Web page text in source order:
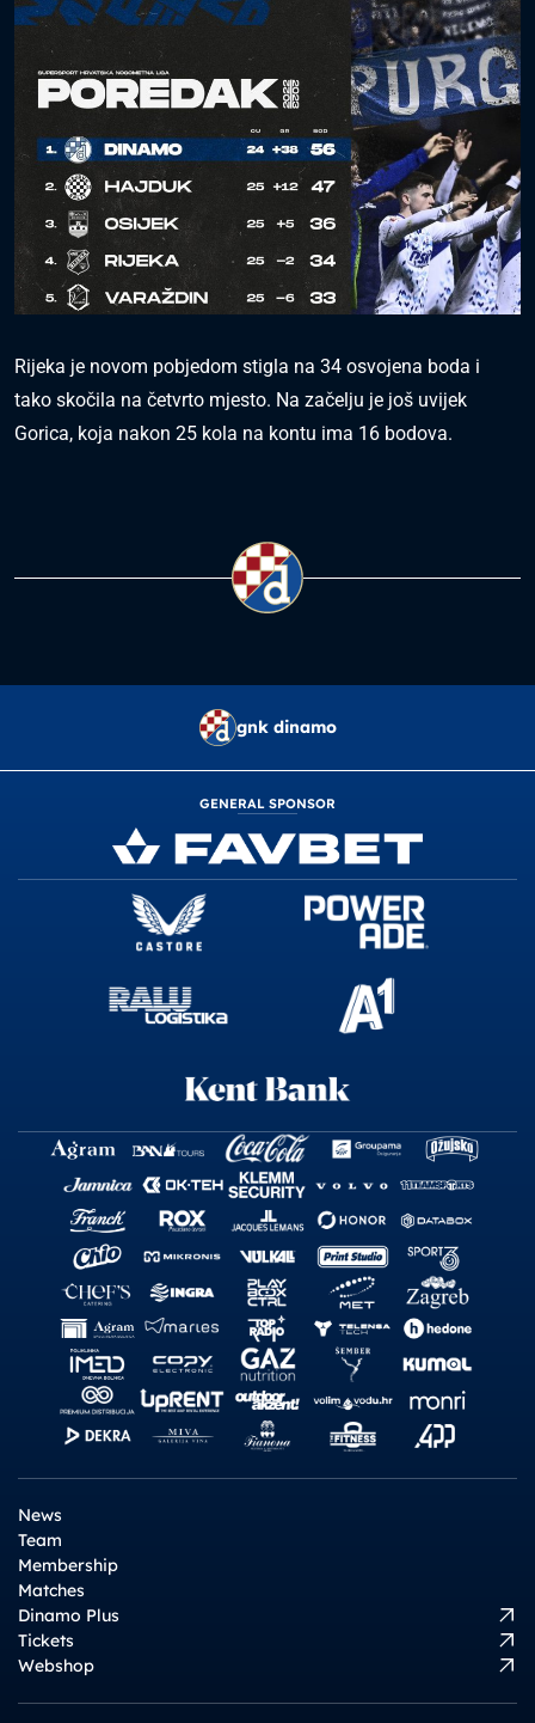
Rijeka je novom pobjedom stigla na 34 osvojena boda i
tako skočila na četvrto mjesto. Na začelju je još uvijek
Gorica, koja nakon 25 kola na kontu ima 16 bodova.
gnk dinamo
GENERAL SPONSOR
News
Team
Membership
Matches
Dinamo Plus
Tickets
Webshop